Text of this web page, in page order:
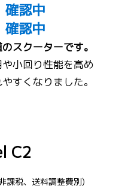
認中
認中
スクーターです。
小回り性能を高め
すくなりました。
C2
課税、送料調整費別)